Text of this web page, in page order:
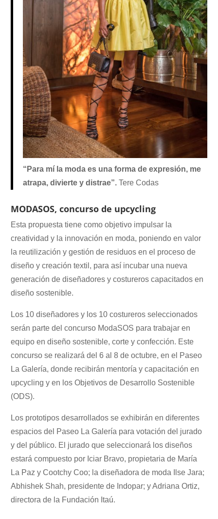
“Para mí la moda es una forma de expresión, me
atrapa, divierte y distrae”. Tere Codas
MODASOS, concurso de upcycling
Esta propuesta tiene como objetivo impulsar la
creatividad y la innovación en moda, poniendo en valor
la reutilización y gestión de residuos en el proceso de
diseño y creación textil, para así incubar una nueva
generación de diseñadores y costureros capacitados en
diseño sostenible.
Los 10 diseñadores y los 10 costureros seleccionados
serán parte del concurso ModaSOS para trabajar en
equipo en diseño sostenible, corte y confección. Este
concurso se realizará del 6 al 8 de octubre, en el Paseo
La Galería, donde recibirán mentoría y capacitación en
upcycling y en los Objetivos de Desarrollo Sostenible
(ODS).
Los prototipos desarrollados se exhibirán en diferentes
espacios del Paseo La Galería para votación del jurado
y del público. El jurado que seleccionará los diseños
estará compuesto por Iciar Bravo, propietaria de María
La Paz y Cootchy Coo; la diseñadora de moda Ilse Jara;
Abhishek Shah, presidente de Indopar; y Adriana Ortiz,
directora de la Fundación Itaú.